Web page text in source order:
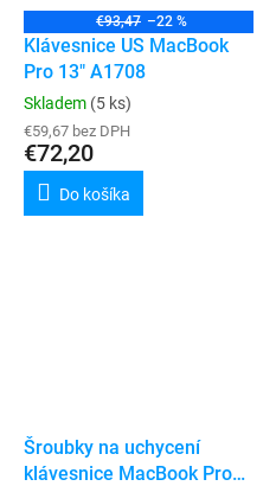
€93,47 –22 %
Klávesnice US MacBook
Pro 13" A1708
Skladem (5 ks)
€59,67 bez DPH
€72,20
Do košíka
Šroubky na uchycení
klávesnice MacBook Pro